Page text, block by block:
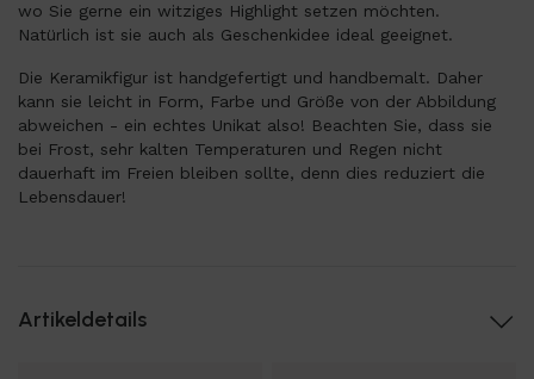
wo Sie gerne ein witziges Highlight setzen möchten.
Natürlich ist sie auch als Geschenkidee ideal geeignet.
Die Keramikfigur ist handgefertigt und handbemalt. Daher
kann sie leicht in Form, Farbe und Größe von der Abbildung
abweichen - ein echtes Unikat also! Beachten Sie, dass sie
bei Frost, sehr kalten Temperaturen und Regen nicht
dauerhaft im Freien bleiben sollte, denn dies reduziert die
Lebensdauer!
Artikeldetails